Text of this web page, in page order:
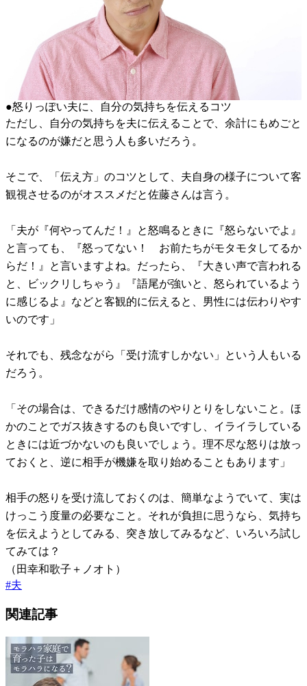
●怒りっぽい夫に、自分の気持ちを伝えるコツ
ただし、自分の気持ちを夫に伝えることで、余計にもめごと
になるのが嫌だと思う人も多いだろう。
そこで、「伝え方」のコツとして、夫自身の様子について客
観視させるのがオススメだと佐藤さんは言う。
「夫が『何やってんだ！』と怒鳴るときに『怒らないでよ』
と言っても、『怒ってない！ お前たちがモタモタしてるか
らだ！』と言いますよね。だったら、『大きい声で言われる
と、ビックリしちゃう』『語尾が強いと、怒られているよう
に感じるよ』などと客観的に伝えると、男性には伝わりやす
いのです」
それでも、残念ながら「受け流すしかない」という人もいる
だろう。
「その場合は、できるだけ感情のやりとりをしないこと。ほ
かのことでガス抜きするのも良いですし、イライラしている
ときには近づかないのも良いでしょう。理不尽な怒りは放っ
ておくと、逆に相手が機嫌を取り始めることもあります」
相手の怒りを受け流しておくのは、簡単なようでいて、実は
けっこう度量の必要なこと。それが負担に思うなら、気持ち
を伝えようとしてみる、突き放してみるなど、いろいろ試し
てみては？
（田幸和歌子＋ノオト）
#夫
関連記事